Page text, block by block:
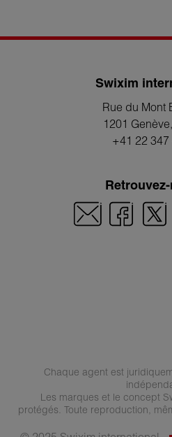
Swixim
Rue du Mont
1201 Genève
+41 22 347
Chaque agent est
Les marques et le concept
protégés. Toute reproduction,